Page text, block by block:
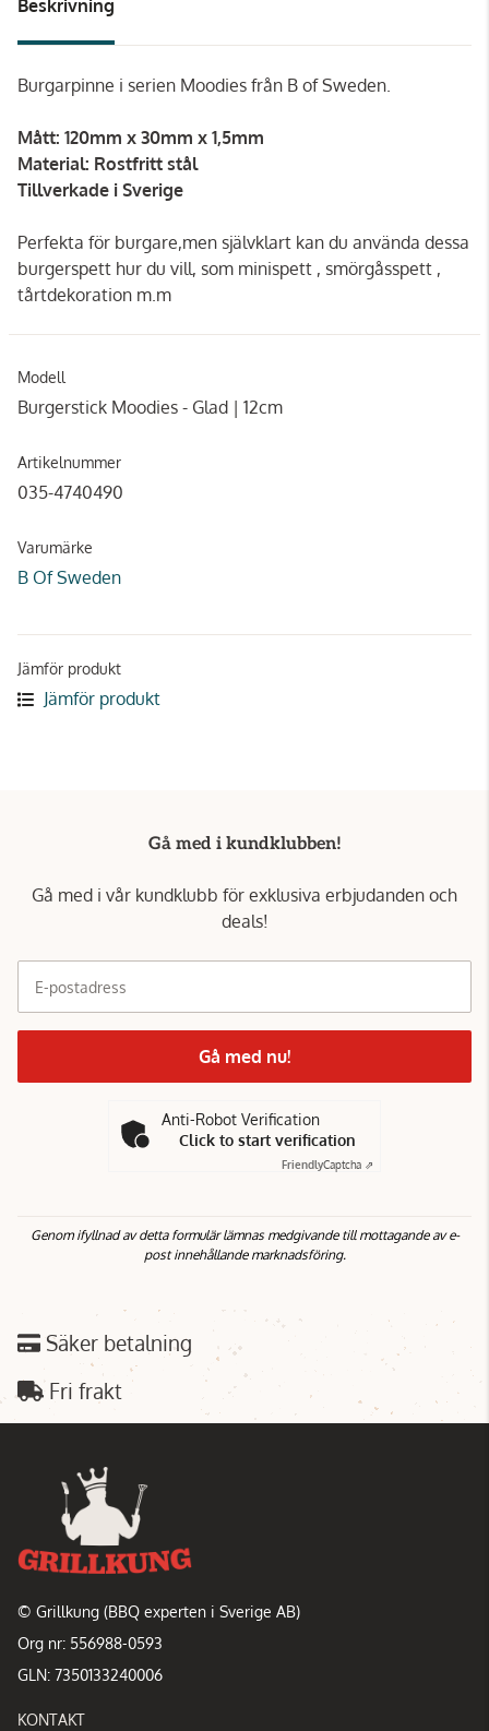
Beskrivning
Burgarpinne i serien Moodies från B of Sweden.
Mått: 120mm x 30mm x 1,5mm
Material: Rostfritt stål
Tillverkade i Sverige
Perfekta för burgare,men självklart kan du använda dessa
burgerspett hur du vill, som minispett , smörgåsspett ,
tårtdekoration m.m
Modell
Burgerstick Moodies - Glad | 12cm
Artikelnummer
035-4740490
Varumärke
B Of Sweden
Jämför produkt
Jämför produkt
Gå med i kundklubben!
Gå med i vår kundklubb för exklusiva erbjudanden och
deals!
E-postadress
Gå med nu!
Anti-Robot Verification
Click to start verification
FriendlyCaptcha ⇗
Genom ifyllnad av detta formulär lämnas medgivande till mottagande av e-
post innehållande marknadsföring.
Säker betalning
Fri frakt
© Grillkung (BBQ experten i Sverige AB)
Org nr: 556988-0593
GLN: 7350133240006
KONTAKT